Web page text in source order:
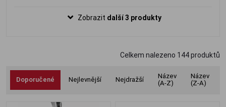
šperk inspirovaný světlem a plynutím.
Zobrazit další 3 produkty
Celkem nalezeno 144produktů
Doporučené Nejlevnější Nejdražší
Název
(A-Z)
Název
(Z-A)